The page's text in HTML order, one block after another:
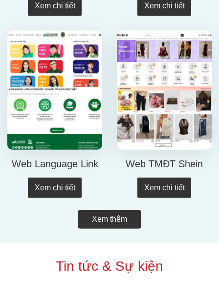
Xem chi tiết Xem chi tiết
Web Language Link
Xem chi tiết
Web TMĐT Shein
Xem chi tiết
Xem thêm
Tin tức & Sự kiện